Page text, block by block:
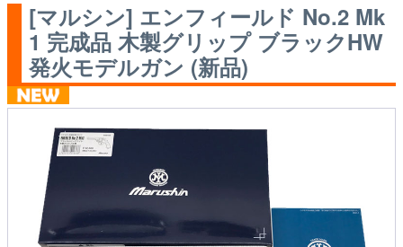
[マルシン] エンフィールド No.2 Mk
1 完成品 木製グリップ ブラックHW
発火モデルガン (新品)